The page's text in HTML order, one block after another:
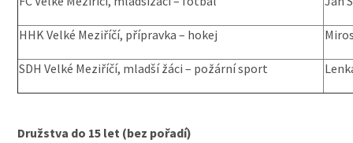
HHK Velké Meziříčí, přípravka – hokej
SDH Velké Meziříčí, mladší žáci – požární sport
Družstva do 15 let (bez pořadí)